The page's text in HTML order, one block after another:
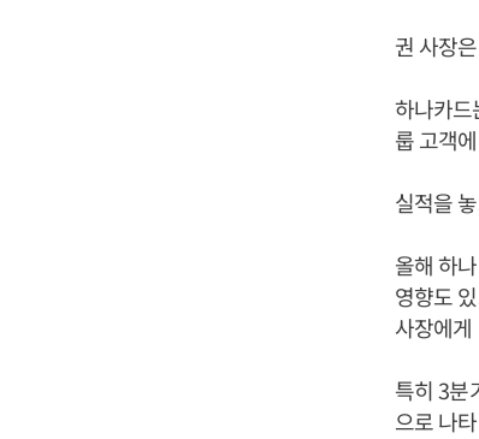
권 사장
하나카드
룹 고객
실적을
올해 하
영향도
사장에
특히 3분
으로 나